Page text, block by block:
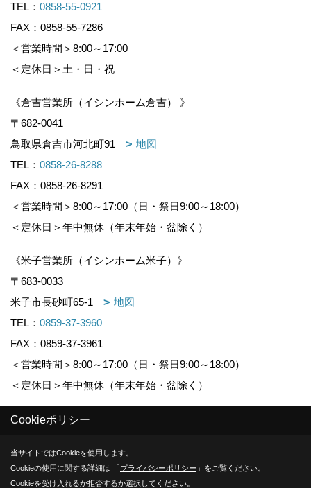
TEL： 0858-55-0921
FAX：0858-55-7286
＜営業時間＞8:00～17:00
＜定休日＞土・日・祝
《倉吉営業所（イシンホーム倉吉） 》
〒682-0041
鳥取県倉吉市河北町91
地図
TEL： 0858-26-8288
FAX：0858-26-8291
＜営業時間＞8:00～17:00（日・祭日9:00～18:00）
＜定休日＞年中無休（年末年始・盆除く）
《米子営業所（イシンホーム米子）》
〒683-0033
米子市長砂町65-1
地図
TEL： 0859-37-3960
FAX：0859-37-3961
＜営業時間＞8:00～17:00（日・祭日9:00～18:00）
＜定休日＞年中無休（年末年始・盆除く）
Produced byゴデスクリエイト
Cookieポリシー
当サイトではCookieを使用します。
Cookieの使用に関する詳細は 「プライバシーポリシー 」をご覧ください。
Cookieを受け入れるか拒否するか選択してください。